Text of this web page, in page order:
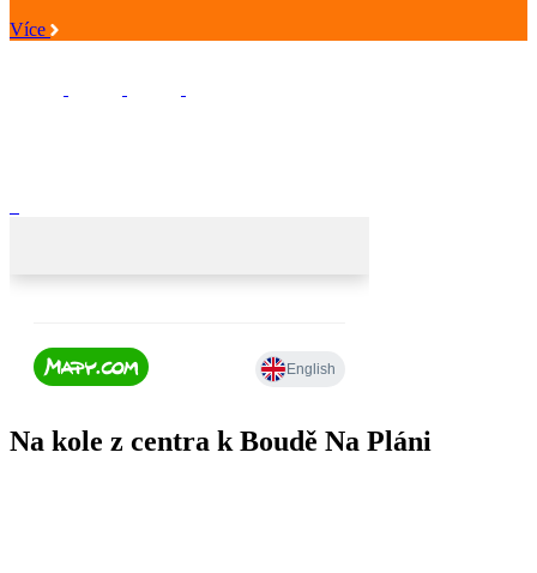
Více
Na kole z centra k Boudě Na Pláni